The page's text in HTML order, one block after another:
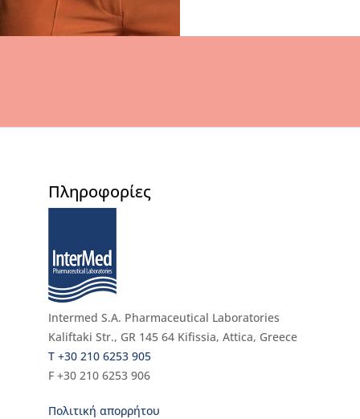
Πληροφορίες
Intermed S.A. Pharmaceutical Laboratories
Kaliftaki Str., GR 145 64 Κifissia, Attica, Greece
Τ +30 210 6253 905
F +30 210 6253 906
Πολιτική απορρήτου